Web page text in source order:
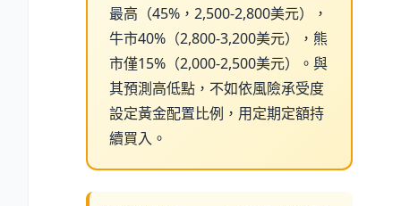
最高（45%，2,500-2,800美元），
牛市40%（2,800-3,200美元），熊
市僅15%（2,000-2,500美元）。與
其預測高低點，不如依風險承受度
設定黃金配置比例，用定期定額持
續買入。